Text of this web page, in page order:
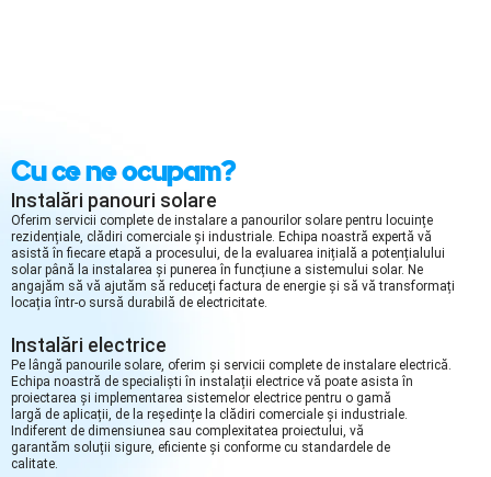
Cu ce ne ocupam?
Instalări panouri solare
Oferim servicii complete de instalare a panourilor solare pentru locuințe
rezidențiale, clădiri comerciale și industriale. Echipa noastră expertă vă
asistă în fiecare etapă a procesului, de la evaluarea inițială a potențialului
solar până la instalarea și punerea în funcțiune a sistemului solar. Ne
angajăm să vă ajutăm să reduceți factura de energie și să vă transformați
locația într-o sursă durabilă de electricitate.
Instalări electrice
Pe lângă panourile solare, oferim și servicii complete de instalare electrică.
Echipa noastră de specialiști în instalații electrice vă poate asista în
proiectarea și implementarea sistemelor electrice pentru o gamă
largă de aplicații, de la reședințe la clădiri comerciale și industriale.
Indiferent de dimensiunea sau complexitatea proiectului, vă
garantăm soluții sigure, eficiente și conforme cu standardele de
calitate.